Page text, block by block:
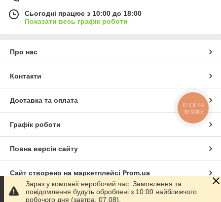
Сьогодні працює з 10:00 до 18:00
Показати весь графік роботи
Про нас
Контакти
Доставка та оплата
Графік роботи
Повна версія сайту
Сайт створено на маркетплейсі Prom.ua
Політика конфіденційності
Зараз у компанії неробочий час. Замовлення та
повідомлення будуть оброблені з 10:00 найближчого
робочого дня (завтра, 07.08).
КНОПКА
ЗВ'ЯЗКУ